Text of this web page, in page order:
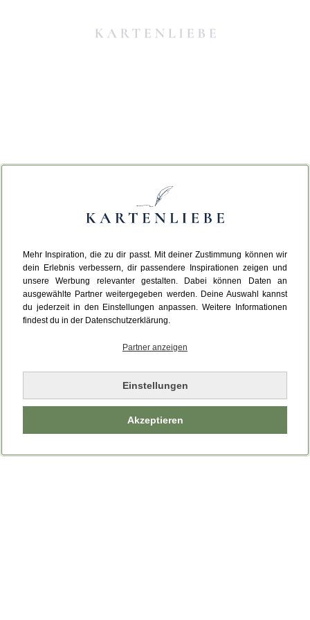
Mehr Inspiration, die zu dir passt. Mit deiner Zustimmung können wir
dein Erlebnis verbessern, dir passendere Inspirationen zeigen und
unsere Werbung relevanter gestalten. Dabei können Daten an
ausgewählte Partner weitergegeben werden. Deine Auswahl kannst
du jederzeit in den Einstellungen anpassen. Weitere Informationen
findest du in der Datenschutzerklärung.
Partner anzeigen
Einstellungen
Akzeptieren
Da ist etwas schiefgelaufen.
Leider ist ein technischer Fehler aufgetreten.
Bitte laden Sie die Seite neu.